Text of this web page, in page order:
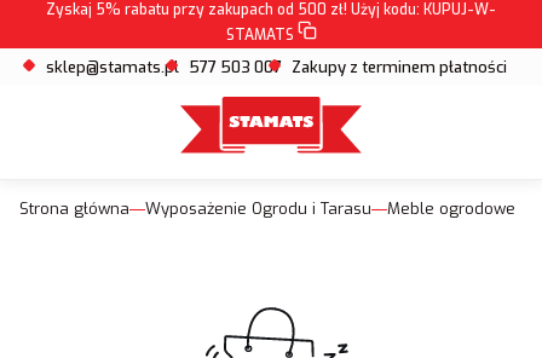
Zyskaj 5% rabatu przy zakupach od 500 zł! Użyj kodu: KUPUJ-W-
STAMATS
sklep@stamats.pl 577 503 007 Zakupy z terminem płatności
Strona główna Wyposażenie Ogrodu i Tarasu Meble ogrodowe